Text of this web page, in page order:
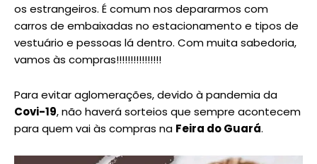
os estrangeiros. É comum nos depararmos com
carros de embaixadas no estacionamento e tipos de
vestuário e pessoas lá dentro. Com muita sabedoria,
vamos às compras!!!!!!!!!!!!!!!!
Para evitar aglomerações, devido à pandemia da
Covi-19, não haverá sorteios que sempre acontecem
para quem vai às compras na Feira do Guará.